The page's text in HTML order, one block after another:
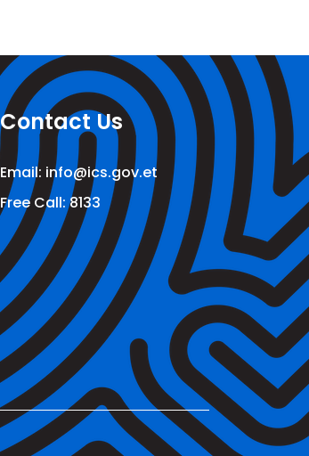
Contact Us
Email: info@ics.gov.et
Free Call: 8133